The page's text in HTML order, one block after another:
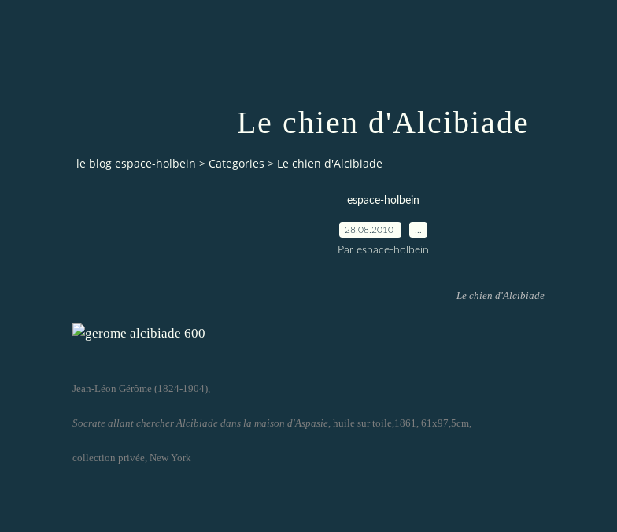
Le chien d'Alcibiade
le blog espace-holbein > Categories > Le chien d'Alcibiade
espace-holbein
28.08.2010
Par espace-holbein
Le chien d'Alcibiade
Jean-Léon Gérôme (1824-1904),
Socrate allant chercher Alcibiade dans la maison d'Aspasie , huile sur toile,1861, 61x97,5cm,
collection privée, New York